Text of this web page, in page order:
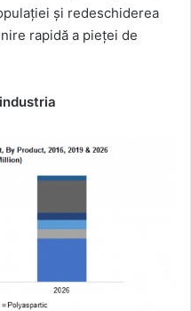
și redeschiderea
rapidă a pieței de